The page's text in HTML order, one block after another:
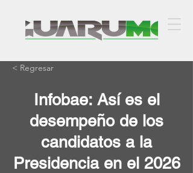
< Regresar
Infobae: Así es el
desempeño de los
candidatos a la
Presidencia en el 2026